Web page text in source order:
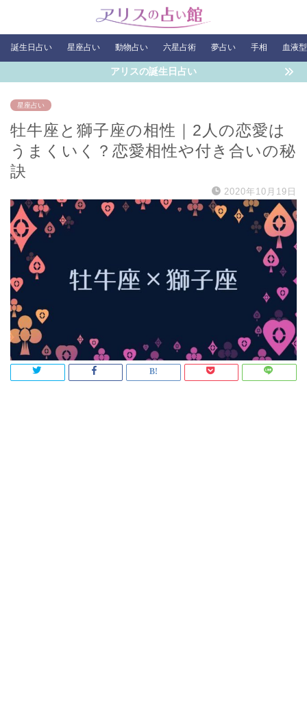
誕生日占い 星座占い 動物占い 六星占術 夢占い 手相 血液
アリスの誕生日占い
星座占い
牡牛座と獅子座の相性｜2人の恋愛は
うまくいく？恋愛相性や付き合いの秘
訣
2020年10月19日